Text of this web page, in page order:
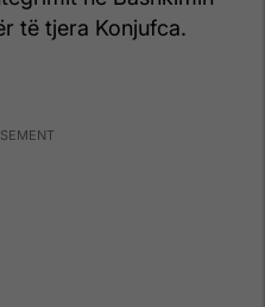
të tjera Konjufca.